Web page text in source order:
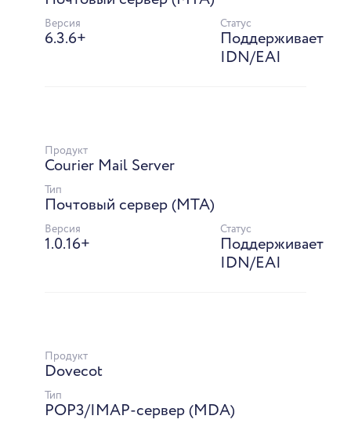
Версия
6.3.6+
Статус
Поддерживает
IDN/EAI
Продукт
Courier Mail Server
Тип
Почтовый сервер (MTA)
Версия
1.0.16+
Статус
Поддерживает
IDN/EAI
Продукт
Dovecot
Тип
POP3/IMAP-сервер (MDA)